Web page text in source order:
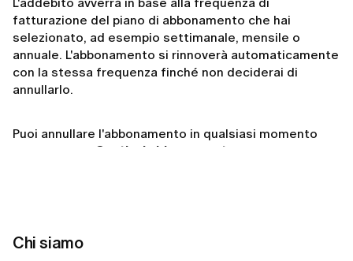
Chi siamo
fatturazione del piano di abbonamento che hai
selezionato, ad esempio settimanale, mensile o
annuale. L'abbonamento si rinnoverà automaticamente
con la stessa frequenza finché non deciderai di
annullarlo.
Puoi annullare l'abbonamento in qualsiasi momento
Gestisci abbonamento
annullare l'abbonamento a LUMI?